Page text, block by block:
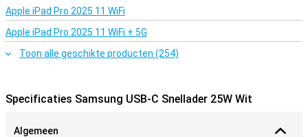
Apple iPad Pro 2025 11 WiFi
Apple iPad Pro 2025 11 WiFi + 5G
Toon alle geschikte producten (254)
Specificaties Samsung USB-C Snellader 25W Wit
Algemeen